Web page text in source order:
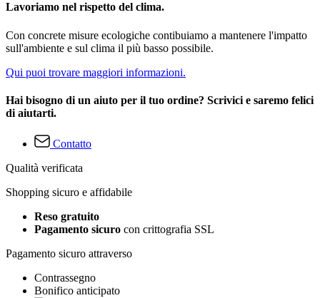
Lavoriamo nel rispetto del clima.
Con concrete misure ecologiche contibuiamo a mantenere l'impatto
sull'ambiente e sul clima il più basso possibile.
Qui puoi trovare maggiori informazioni.
Hai bisogno di un aiuto per il tuo ordine? Scrivici e saremo felici
di aiutarti.
Contatto
Qualità verificata
Shopping sicuro e affidabile
Reso gratuito
Pagamento sicuro con crittografia SSL
Pagamento sicuro attraverso
Contrassegno
Bonifico anticipato